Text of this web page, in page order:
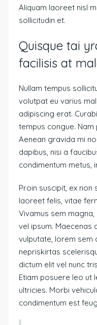
Aliquam laoreet nisl
sollicitudin et.
Quisque tai
facilisis at
Nullam tempus
volutpat eu varius
adipiscing erat.
tempus congue.
Aenean gravida mi
dapibus, nisi a
condimentum metus,
Proin suscipit, ex non
laoreet felis, vitae
Vivamus sem
vel ipsum. Maecenas
vulputate, lorem sem
nepriskirtas
dictum elit vel nunc
Etiam posuere leo ut
ultricies. Morbi
condimentum est